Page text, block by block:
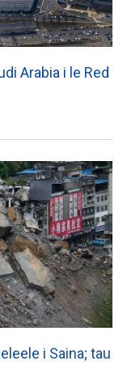
Arabia i le Red
i Saina; tau